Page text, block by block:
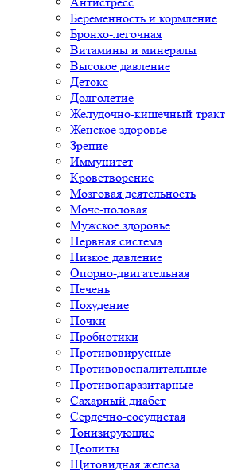
Беременность и кормление
Бронхо-легочная
Витамины и минералы
Высокое давление
Детокс
Долголетие
Желудочно-кишечный тракт
Женское здоровье
Зрение
Иммунитет
Кроветворение
Мозговая деятельность
Моче-половая
Мужское здоровье
Нервная система
Низкое давление
Опорно-двигательная
Печень
Похудение
Почки
Пробиотики
Противовирусные
Противовоспалительные
Противопаразитарные
Сахарный диабет
Сердечно-сосудистая
Тонизирующие
Цеолиты
Щитовидная железа